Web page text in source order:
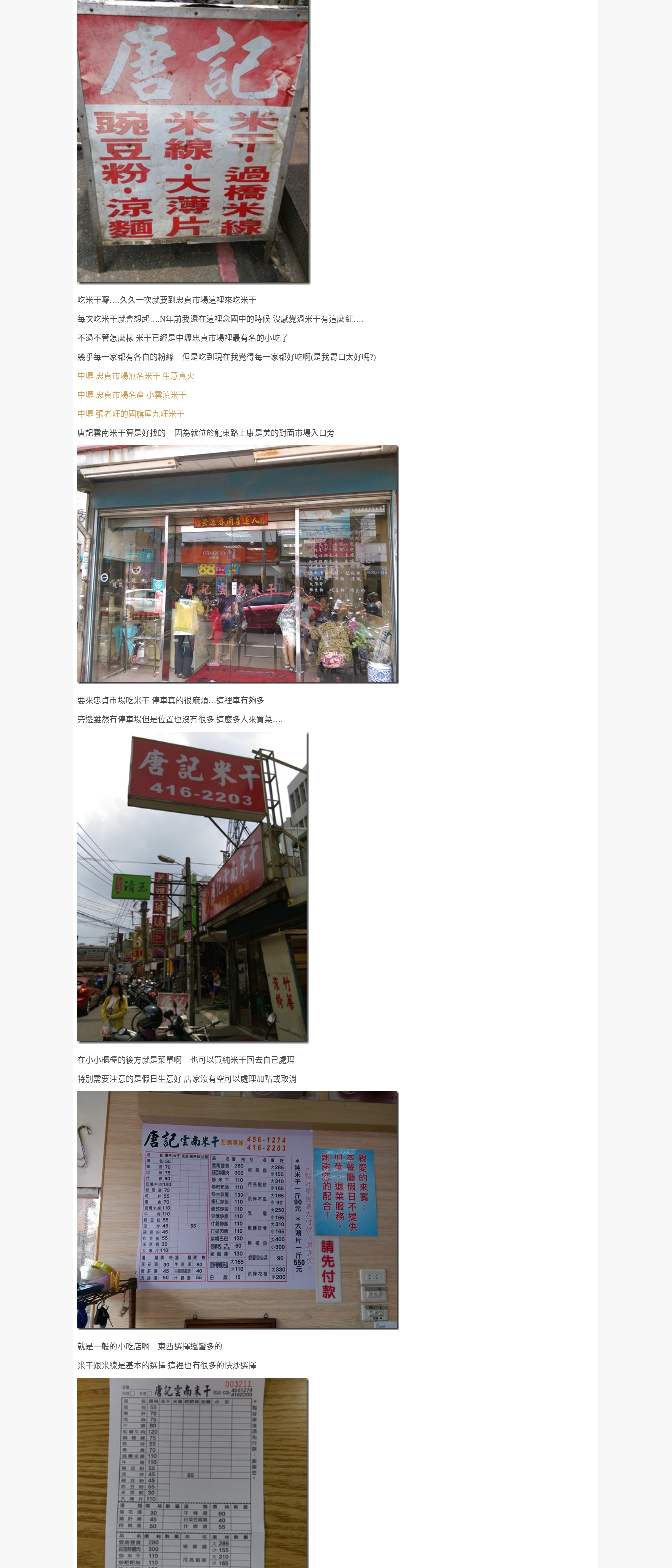
吃米干囉….久久一次就要到忠貞市場這裡來吃米干
每次吃米干就會想起….N年前我還在這裡念國中的時候 沒感覺過米干有這麼紅….
不過不管怎麼樣 米干已經是中壢忠貞市場裡最有名的小吃了
幾乎每一家都有各自的粉絲 但是吃到現在我覺得每一家都好吃啊(是我胃口太好嗎?)
中壢-忠貞市場無名米干 生意真火
中壢-忠貞市場名產 小雲滇米干
中壢-張老旺的國旗屋九旺米干
唐記雲南米干算是好找的 因為就位於龍東路上康是美的對面市場入口旁
要來忠貞市場吃米干 停車真的很麻煩…這裡車有夠多
旁邊雖然有停車場但是位置也沒有很多 這麼多人來買菜….
在小小櫃檯的後方就是菜單啊 也可以買純米干回去自己處理
特別需要注意的是假日生意好 店家沒有空可以處理加點或取消
就是一般的小吃店啊 東西選擇還蠻多的
米干跟米線是基本的選擇 這裡也有很多的快炒選擇